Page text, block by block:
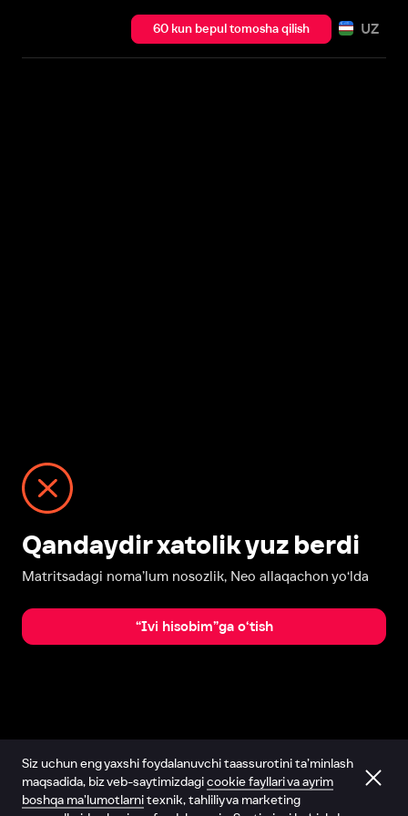
60 kun bepul tomosha qilish UZ
Qandaydir xatolik yuz berdi
Matritsadagi noma’lum nosozlik, Neo allaqachon yo‘lda
“Ivi hisobim”ga o‘tish
Siz uchun eng yaxshi foydalanuvchi taassurotini ta’minlash
maqsadida, biz veb-saytimizdagicookie fayllari va ayrim
boshqa ma’lumotlarnitexnik, tahliliy va marketing